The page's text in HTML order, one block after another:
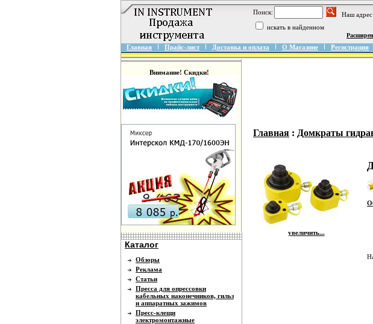
Поиск:
Наш
искать в найденном
Главная Прайс-лист Доставка и оплата О Магазине Регистрация
Внимание! Скидки!
Каталог
Обзоры
Реклама
Статьи
Пресса для опрессовки
кабельных наконечников, гильз
и аппаратных зажимов
Пресс-клещи
электромонтажные
Главная : Домкраты
увеличить...